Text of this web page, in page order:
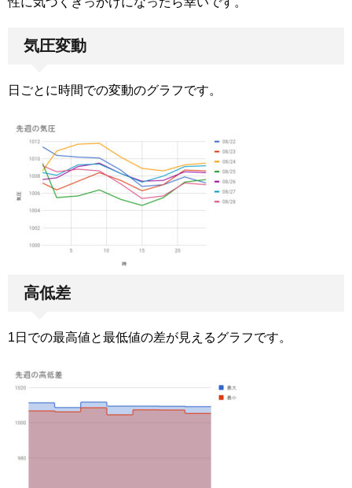
気圧変動
日ごとに時間での変動のグラフです。
高低差
1日での最高値と最低値の差が見えるグラフです。